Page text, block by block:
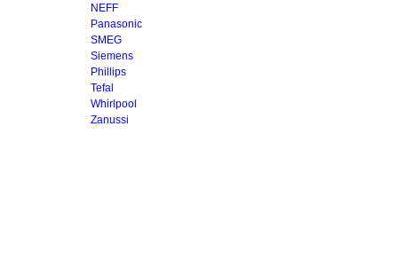
NEFF
Panasonic
SMEG
Siemens
Phillips
Tefal
Whirlpool
Zanussi